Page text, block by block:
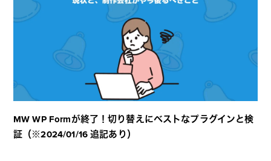
MW WP Formが終了！切り替えにベストなプラグインと検
証（※2024/01/16 追記あり）